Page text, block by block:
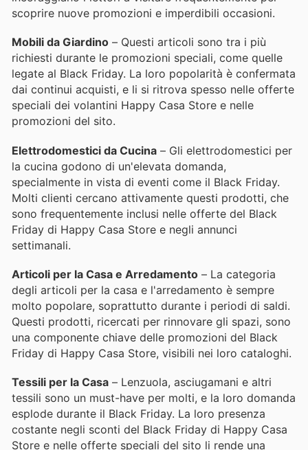
scoprire nuove promozioni e imperdibili occasioni.
Mobili da Giardino – Questi articoli sono tra i più
richiesti durante le promozioni speciali, come quelle
legate al Black Friday. La loro popolarità è confermata
dai continui acquisti, e li si ritrova spesso nelle offerte
speciali dei volantini Happy Casa Store e nelle
promozioni del sito.
Elettrodomestici da Cucina – Gli elettrodomestici per
la cucina godono di un'elevata domanda,
specialmente in vista di eventi come il Black Friday.
Molti clienti cercano attivamente questi prodotti, che
sono frequentemente inclusi nelle offerte del Black
Friday di Happy Casa Store e negli annunci
settimanali.
Articoli per la Casa e Arredamento – La categoria
degli articoli per la casa e l'arredamento è sempre
molto popolare, soprattutto durante i periodi di saldi.
Questi prodotti, ricercati per rinnovare gli spazi, sono
una componente chiave delle promozioni del Black
Friday di Happy Casa Store, visibili nei loro cataloghi.
Tessili per la Casa – Lenzuola, asciugamani e altri
tessili sono un must-have per molti, e la loro domanda
esplode durante il Black Friday. La loro presenza
costante negli sconti del Black Friday di Happy Casa
Store e nelle offerte speciali del sito li rende una